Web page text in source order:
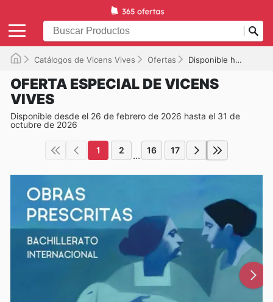
Catálogos de Vicens Vives Ofertas Disponible hasta el 31/10/2026
OFERTA ESPECIAL DE VICENS
VIVES
Disponible desde el 26 de febrero de 2026 hasta el 31 de
octubre de 2026
1 2 ... 16 17